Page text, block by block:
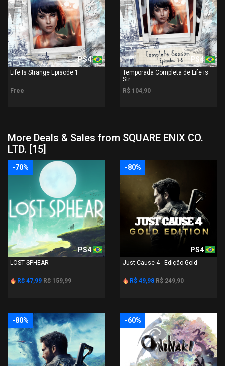
PS4
Life Is Strange Episode 1
Free
PS4
Temporada Completa de Life is
Str...
R$ 104,90
More Deals & Sales from SQUARE ENIX CO.
LTD. [15]
-70%
PS4
LOST SPHEAR
R$ 47,99 R$ 159,99
-80%
PS4
Just Cause 4 - Edição Gold
R$ 49,98 R$ 249,90
-80% -60%